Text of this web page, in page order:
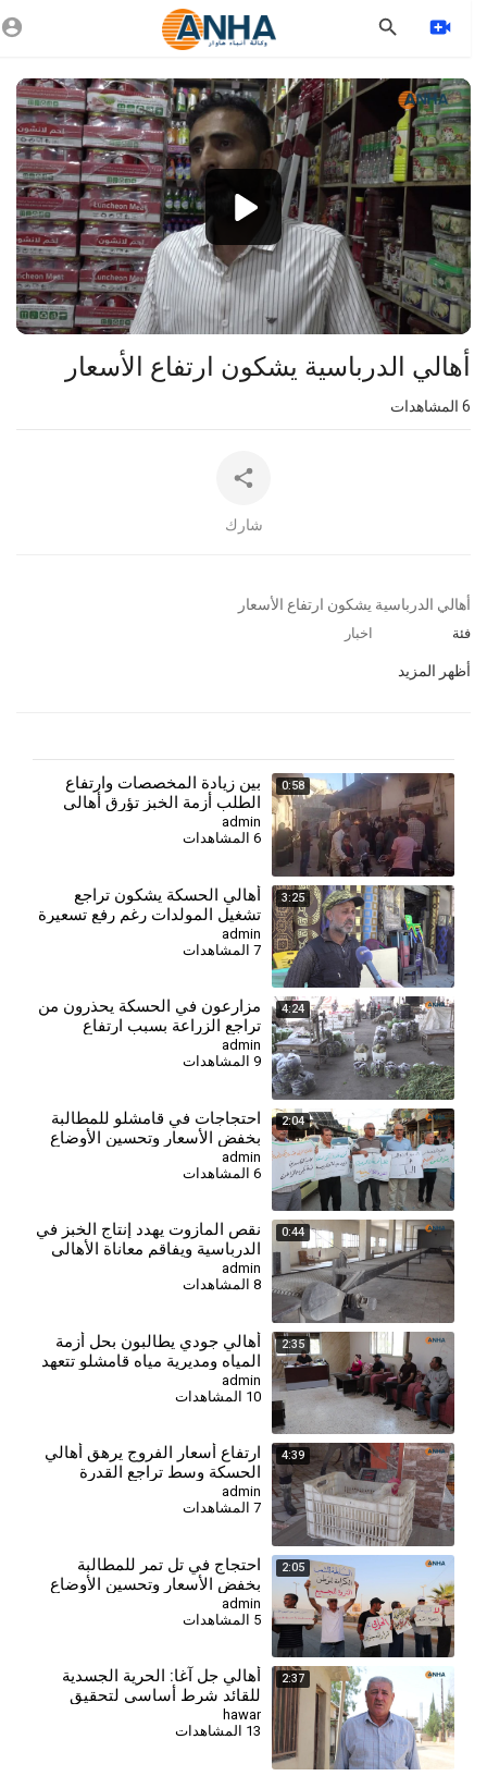
Video
Player
1080p
360p
240p
auto
⁣أهالي الدرباسية يشكون ارتفاع الأسعار
المشاهدات
شارك
⁣⁣أهالي الدرباسية يشكون ارتفاع الأسعار
فئة اخبار
أظهر المزيد
0:58
⁣بين زيادة المخصصات وارتفاع
الطلب أزمة الخبز تؤرق أهالي
ريف حمص
admin
6 المشاهدات
3:25
⁣أهالي الحسكة يشكون تراجع
تشغيل المولدات رغم رفع تسعيرة
الأمبير
admin
7 المشاهدات
4:24
⁣مزارعون في الحسكة يحذرون من
تراجع الزراعة بسبب ارتفاع
التكاليف وأزمة العملة
admin
9 المشاهدات
2:04
⁣احتجاجات في قامشلو للمطالبة
بخفض الأسعار وتحسين الأوضاع
المعيشية
admin
0:44
نقص المازوت يهدد إنتاج الخبز في
الدرباسية ويفاقم معاناة الأهالي
admin
8 المشاهدات
2:35
أهالي جودي يطالبون بحل أزمة
المياه ومديرية مياه قامشلو تتعهد
بإجراءات إسعافية
admin
4:39
⁣ارتفاع أسعار الفروج يرهق أهالي
الحسكة وسط تراجع القدرة
الشرائية
admin
7 المشاهدات
2:05
احتجاج في تل تمر للمطالبة
بخفض الأسعار وتحسين الأوضاع
المعيشية
admin
5 المشاهدات
2:37
أهالي جل آغا: الحرية الجسدية
للقائد شرط أساسي لتحقيق
السلام وحل القضية الكردية
hawar
13 المشاهدات